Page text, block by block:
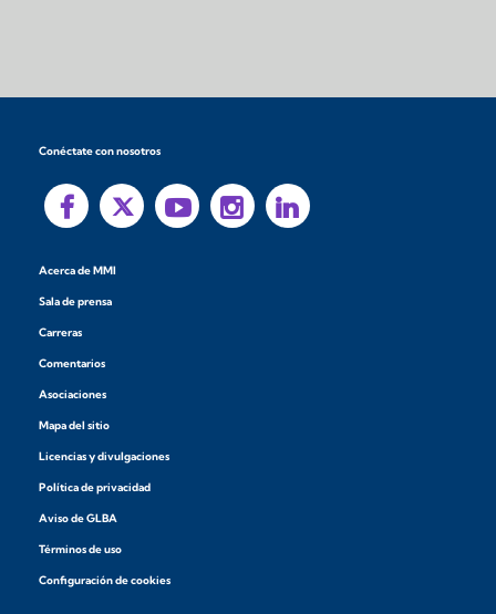
Conéctate con nosotros
Acerca de MMI
Sala de prensa
Carreras
Comentarios
Asociaciones
Mapa del sitio
Licencias y divulgaciones
Política de privacidad
Aviso de GLBA
Términos de uso
Configuración de cookies